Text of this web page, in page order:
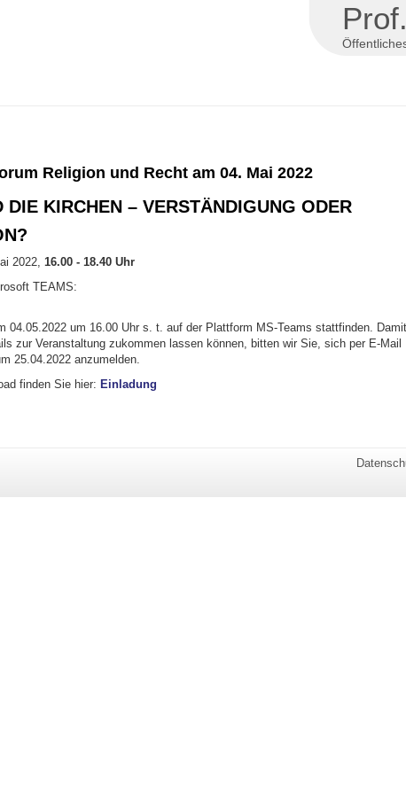
Religion und Recht am 04. Mai 2022
DIE KIRCHEN – VERSTÄNDIGUNG ODER
2022, 16.00 - 18.40 Uhr
TEAMS:
04.05.2022 um 16.00 Uhr s. t. auf der Plattform MS-Teams stattfinden. Damit
zur Veranstaltung zukommen lassen können, bitten wir Sie, sich per E-Mail
25.04.2022 anzumelden.
finden Sie hier: Einladung